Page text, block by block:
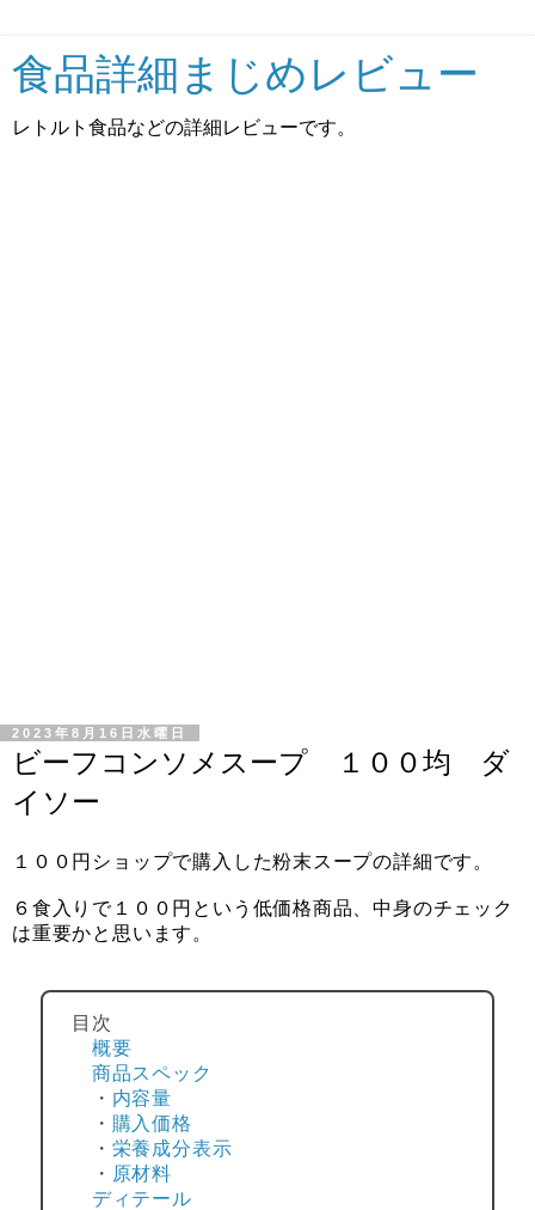
食品詳細まじめレビュー
レトルト食品などの詳細レビューです。
2023年8月16日水曜日
ビーフコンソメスープ １００均 ダ
イソー
１００円ショップで購入した粉末スープの詳細です。
６食入りで１００円という低価格商品、中身のチェック
は重要かと思います。
目次
概要
商品スペック
・ 内容量
・ 購入価格
・ 栄養成分表示
・ 原材料
ディテール